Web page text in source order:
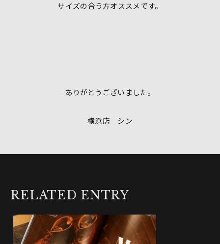
サイズの合う方オススメです。
ありがとうございました。
横浜店 シン
RELATED ENTRY